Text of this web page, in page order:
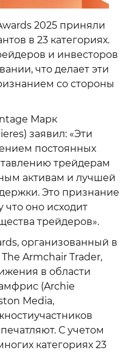
2025 приняли
в 23 категориях.
и инвесторов
что делает эти
со стороны
Марк
заявил: «Эти
постоянных
трейдерам
активам и лучшей
Это признание
оно исходит
трейдеров».
организованный в
Armchair Trader,
в области
(Archie
Media,
С учетом
категориях 23